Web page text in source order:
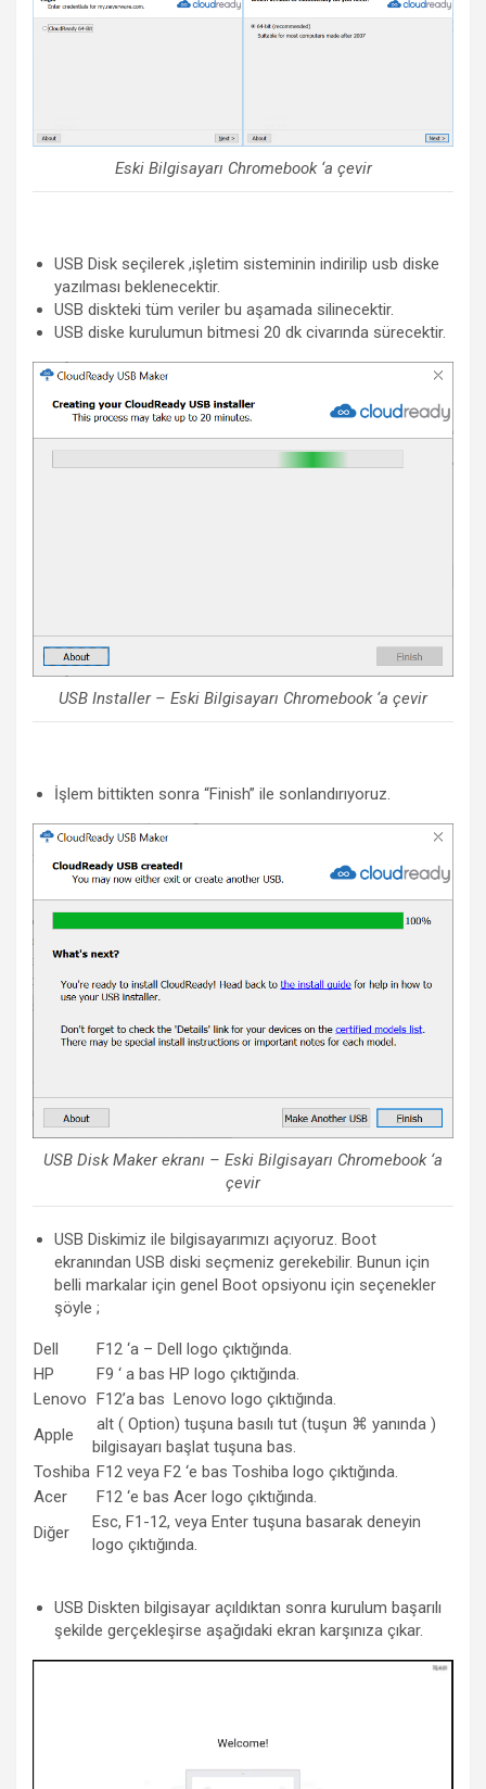
Eski Bilgisayarı Chromebook ‘a çevir
USB Disk seçilerek ,işletim sisteminin indirilip usb diske
yazılması beklenecektir.
USB diskteki tüm veriler bu aşamada silinecektir.
USB diske kurulumun bitmesi 20 dk civarında sürecektir.
USB Installer – Eski Bilgisayarı Chromebook ‘a çevir
İşlem bittikten sonra “Finish” ile sonlandırıyoruz.
USB Disk Maker ekranı – Eski Bilgisayarı Chromebook ‘a
çevir
USB Diskimiz ile bilgisayarımızı açıyoruz. Boot
ekranından USB diski seçmeniz gerekebilir. Bunun için
belli markalar için genel Boot opsiyonu için seçenekler
şöyle ;
Dell
F12 ‘a – Dell logo çıktığında.
HP
F9 ‘ a bas HP logo çıktığında.
Lenovo
F12’a bas Lenovo logo çıktığında.
Apple
alt ( Option) tuşuna basılı tut (tuşun ⌘ yanında )
bilgisayarı başlat tuşuna bas.
Toshiba F12 veya F2 ‘e bas Toshiba logo çıktığında.
Acer
F12 ‘e bas Acer logo çıktığında.
Diğer
Esc, F1-12, veya Enter tuşuna basarak deneyin
logo çıktığında.
USB Diskten bilgisayar açıldıktan sonra kurulum başarılı
şekilde gerçekleşirse aşağıdaki ekran karşınıza çıkar.